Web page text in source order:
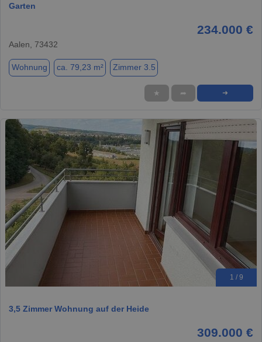
Garten
234.000 €
Aalen, 73432
Wohnung ca. 79,23 m² Zimmer 3.5
★ ➦ ➜
1 / 9
3,5 Zimmer Wohnung auf der Heide
309.000 €